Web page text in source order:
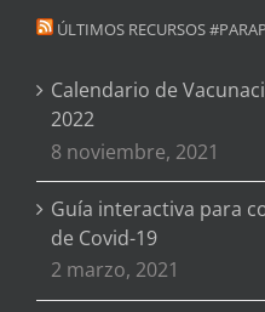
ÚLTIMOS RECURSOS
Calendario de
2022
8 noviembre, 2021
Guía interactiva para
de Covid-19
2 marzo, 2021